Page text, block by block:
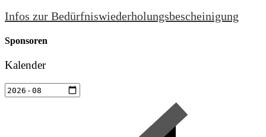
Infos zur Bedürfniswiederholungsbescheinigung
Sponsoren
Kalender